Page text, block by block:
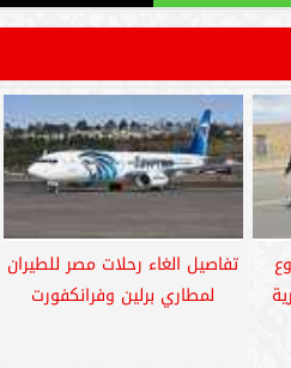
تفاصيل الغاء رحلات مصر للطيران
لمطاري برلين وفرانكفورت